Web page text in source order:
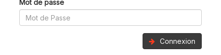
Mot de passe
Connexion